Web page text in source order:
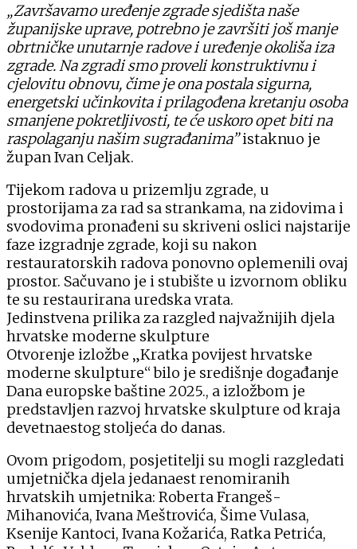
„Završavamo uređenje zgrade sjedišta naše
županijske uprave, potrebno je završiti još manje
obrtničke unutarnje radove i uređenje okoliša iza
zgrade. Na zgradi smo proveli konstruktivnu i
cjelovitu obnovu, čime je ona postala sigurna,
energetski učinkovita i prilagođena kretanju osoba
smanjene pokretljivosti, te će uskoro opet biti na
raspolaganju našim sugrađanima”istaknuo je
župan Ivan Celjak.
Tijekom radova u prizemlju zgrade, u
prostorijama za rad sa strankama, na zidovima i
svodovima pronađeni su skriveni oslici najstarije
faze izgradnje zgrade, koji su nakon
restauratorskih radova ponovno oplemenili ovaj
prostor. Sačuvano je i stubište u izvornom obliku
te su restaurirana uredska vrata.
Jedinstvena prilika za razgled najvažnijih djela
hrvatske moderne skulpture
Otvorenje izložbe „Kratka povijest hrvatske
moderne skulpture“ bilo je središnje događanje
Dana europske baštine 2025., a izložbom je
predstavljen razvoj hrvatske skulpture od kraja
devetnaestog stoljeća do danas.
Ovom prigodom, posjetitelji su mogli razgledati
umjetnička djela jedanaest renomiranih
hrvatskih umjetnika: Roberta Frangeš-
Mihanovića, Ivana Meštrovića, Šime Vulasa,
Ksenije Kantoci, Ivana Kožarića, Ratka Petrića,